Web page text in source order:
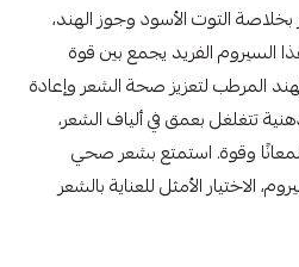
التوت الأسود وجوز الهند،
السيروم الفريد يجمع بين قوة
المرطب لتعزيز صحة الشعر وإعادة
تتغلغل بعمق في ألياف الشعر،
وقوة. استمتع بشعر صحي
الاختيار الأمثل للعناية بالشعر